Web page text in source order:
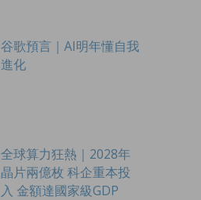
谷歌預言｜AI明年懂自我
進化
全球算力狂熱｜2028年
晶片兩億枚 科企重本投
入 金額達國家級GDP